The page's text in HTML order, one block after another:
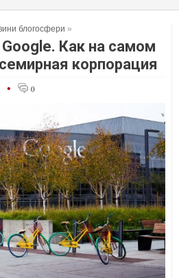
блогосфери »
Как на самом
корпорация
• 0